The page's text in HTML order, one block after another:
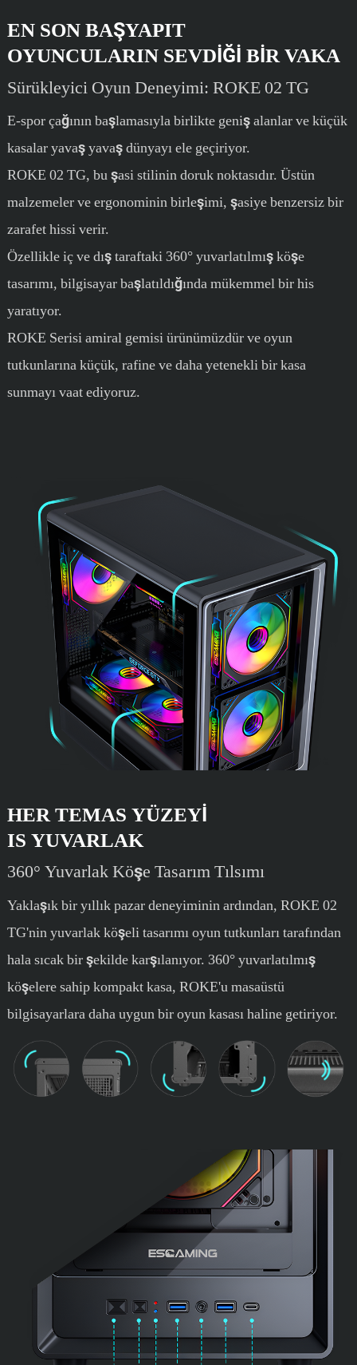
EN SON BAŞYAPIT
OYUNCULARIN SEVDIĞI BIR VAKA
Sürükleyici Oyun Deneyimi: ROKE 02 TG
E-spor çağının başlamasıyla birlikte geniş alanlar ve küçük
kasalar yavaş yavaş dünyayı ele geçiriyor.
ROKE 02 TG, bu şasi stilinin doruk noktasıdır. Üstün
malzemeler ve ergonominin birleşimi, şasiye benzersiz bir
zarafet hissi verir.
Özellikle iç ve dış taraftaki 360° yuvarlatılmış köşe
tasarımı, bilgisayar başlatıldığında mükemmel bir his
yaratıyor.
ROKE Serisi amiral gemisi ürünümüzdür ve oyun
tutkunlarına küçük, rafine ve daha yetenekli bir kasa
sunmayı vaat ediyoruz.
HER TEMAS YÜZEYI
IS YUVARLAK
360° Yuvarlak Köşe Tasarım Tılsımı
Yaklaşık bir yıllık pazar deneyiminin ardından, ROKE 02
TG'nin yuvarlak köşeli tasarımı oyun tutkunları tarafından
hala sıcak bir şekilde karşılanıyor. 360° yuvarlatılmış
köşelere sahip kompakt kasa, ROKE'u masaüstü
bilgisayarlara daha uygun bir oyun kasası haline getiriyor.